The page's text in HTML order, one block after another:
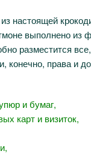
настоящей
выполнено из
разместится
конечно, права и
и бумаг,
карт и визиток,